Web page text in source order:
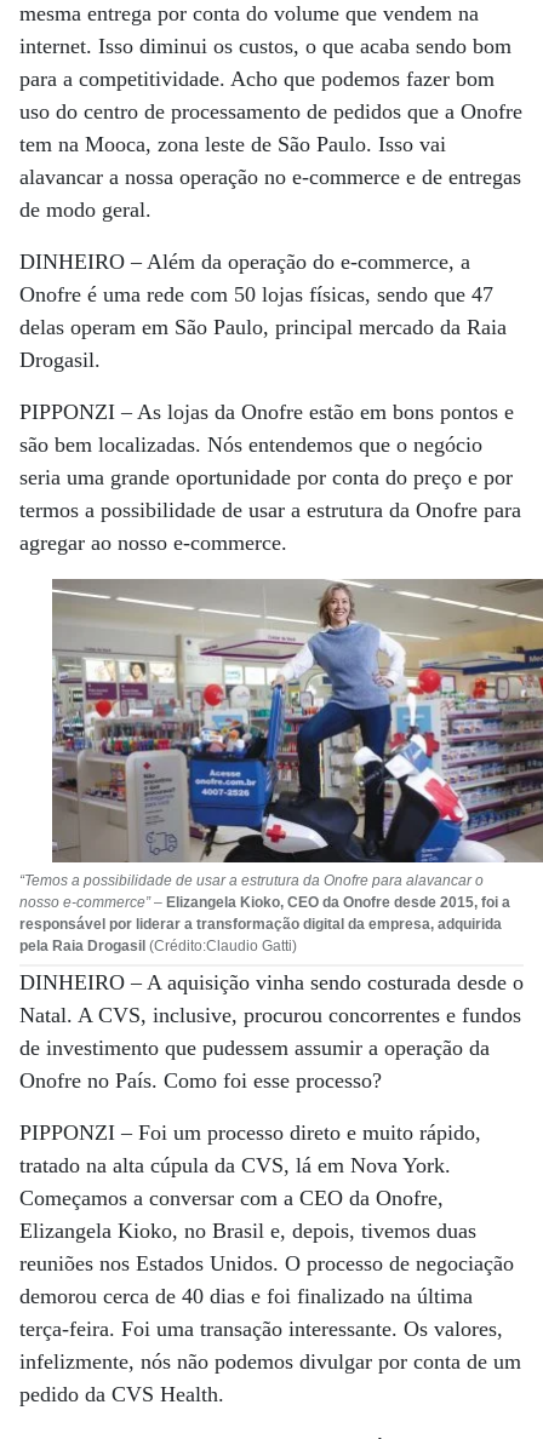
mesma entrega por conta do volume que vendem na
internet. Isso diminui os custos, o que acaba sendo bom
para a competitividade. Acho que podemos fazer bom
uso do centro de processamento de pedidos que a Onofre
tem na Mooca, zona leste de São Paulo. Isso vai
alavancar a nossa operação no e-commerce e de entregas
de modo geral.
DINHEIRO –Além da operação do e-commerce, a
Onofre é uma rede com 50 lojas físicas, sendo que 47
delas operam em São Paulo, principal mercado da Raia
Drogasil.
PIPPONZI –As lojas da Onofre estão em bons pontos e
são bem localizadas. Nós entendemos que o negócio
seria uma grande oportunidade por conta do preço e por
termos a possibilidade de usar a estrutura da Onofre para
agregar ao nosso e-commerce.
“Temos a possibilidade de usar a estrutura da Onofre para alavancar o
nosso e-commerce”– Elizangela Kioko, CEO da Onofre desde 2015, foi a
responsável por liderar a transformação digital da empresa, adquirida
pela Raia Drogasil (Crédito:Claudio Gatti)
DINHEIRO –A aquisição vinha sendo costurada desde o
Natal. A CVS, inclusive, procurou concorrentes e fundos
de investimento que pudessem assumir a operação da
Onofre no País. Como foi esse processo?
PIPPONZI –Foi um processo direto e muito rápido,
tratado na alta cúpula da CVS, lá em Nova York.
Começamos a conversar com a CEO da Onofre,
Elizangela Kioko, no Brasil e, depois, tivemos duas
reuniões nos Estados Unidos. O processo de negociação
demorou cerca de 40 dias e foi finalizado na última
terça-feira. Foi uma transação interessante. Os valores,
infelizmente, nós não podemos divulgar por conta de um
pedido da CVS Health.